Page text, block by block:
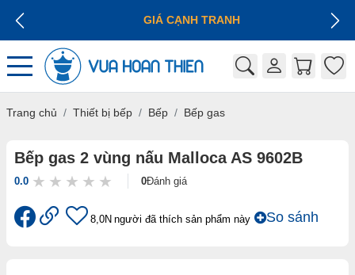
GIÁ CẠNH TRANH
Trang chủ Thiết bị bếp Bếp Bếp gas
Bếp gas 2 vùng nấu Malloca AS 9602B
0.0 0Đánh giá
8,0N người đã thích sản phẩm này So sánh